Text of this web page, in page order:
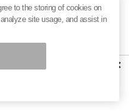
統領の来日を
ド強まる
×
to the storing of cookies on
site usage, and assist in